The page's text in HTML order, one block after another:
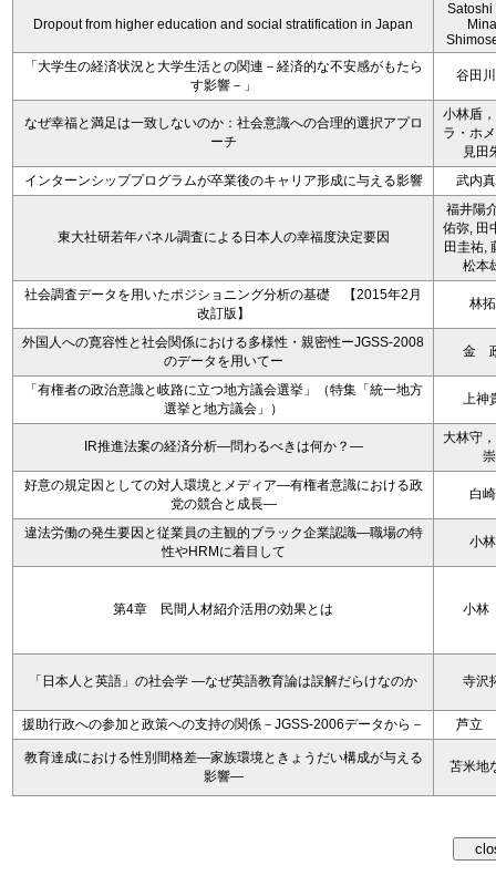
Dropout from higher education and social stratification in Japan
Satoshi
「大学生の経済状況と大学生活との関連－経済的な不安感がもたら
す影響－」
谷田
なぜ幸福と満足は一致しないのか：社会意識への合理的選択アプロ
ーチ
小林盾
ラ・ホ
見田
インターンシッププログラムが卒業後のキャリア形成に与える影響
武内
東大社研若年パネル調査による日本人の幸福度決定要因
福井陽
佑弥, 田
田圭祐,
松本
社会調査データを用いたポジショニング分析の基礎 【2015年2月
改訂版】
林
外国人への寛容性と社会関係における多様性・親密性ーJGSS-2008
のデータを用いてー
金
「有権者の政治意識と岐路に立つ地方議会選挙」（特集「統一地方
選挙と地方議会」）
上神
IR推進法案の経済分析―問わるべきは何か？―
大林守
崇
好意の規定因としての対人環境とメディア―有権者意識における政
党の競合と成長―
白
違法労働の発生要因と従業員の主観的ブラック企業認識―職場の特
性やHRMに着目して
小
第4章 民間人材紹介活用の効果とは 小
「日本人と英語」の社会学 ―なぜ英語教育論は誤解だらけなのか 寺沢
援助行政への参加と政策への支持の関係－JGSS-2006データから－ 芦立
教育達成における性別間格差―家族環境ときょうだい構成が与える
影響―
苫米地